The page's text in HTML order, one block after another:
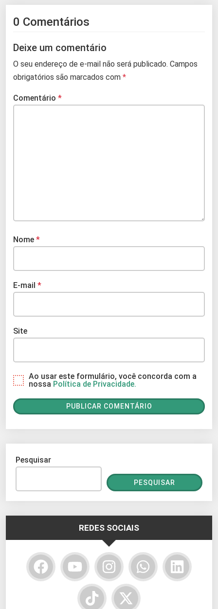
0 Comentários
Deixe um comentário
O seu endereço de e-mail não será publicado. Campos
obrigatórios são marcados com *
Comentário *
Nome *
E-mail *
Site
Ao usar este formulário, você concorda com a
nossa Política de Privacidade.
Pesquisar
PESQUISAR
REDES SOCIAIS